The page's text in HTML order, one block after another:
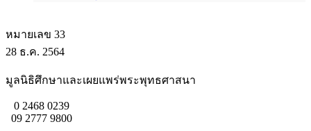
หมายเลข 33
28 ธ.ค. 2564
มูลนิธิศึกษาและเผยแพร่พระพุทธศาสนา
0 2468 0239
09 2777 9800